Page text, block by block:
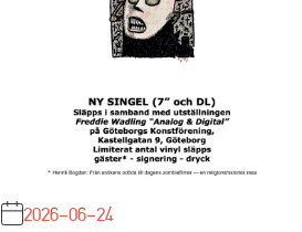
2026-06-24